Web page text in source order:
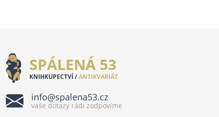
SPÁLENÁ 53
KNIHKUPECTVÍ /ANTIKVARIÁT
info@spalena53.cz
vaše dotazy rádi zodpovíme